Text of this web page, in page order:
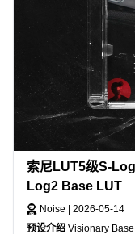
索尼LUT5级S-
Log2 Base LUT
Noise | 2026-05-14
预设介绍 Visionary